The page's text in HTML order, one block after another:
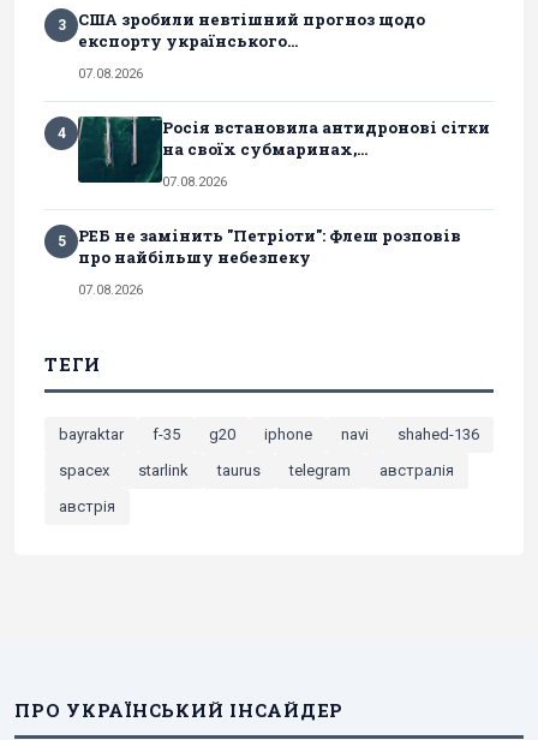
3
США зробили невтішний прогноз щодо
експорту українського...
07.08.2026
4
Росія встановила антидронові сітки
на своїх субмаринах,...
07.08.2026
5
РЕБ не замінить "Петріоти": Флеш розповів
про найбільшу небезпеку
07.08.2026
ТЕГИ
bayraktar f-35 g20 iphone navi
shahed-136
spacex
starlink taurus telegram
австралія
австрія
ПРО УКРАЇНСЬКИЙ ІНСАЙДЕР